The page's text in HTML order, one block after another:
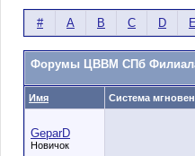
# A B C D E
Форумы ЦВВМ СПб
Имя Система
GeparD
Новичок